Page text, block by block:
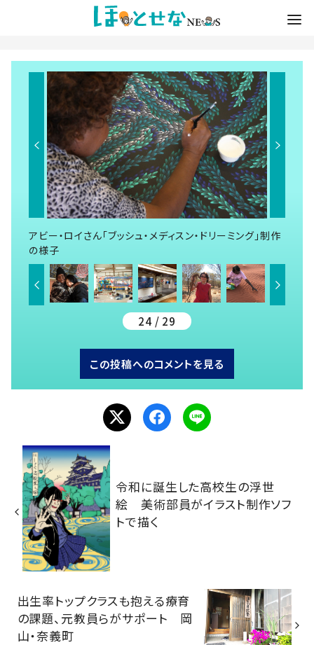
アビー・ロイさん「ブッシュ・メディスン・ドリーミング」制作
の様子
24 / 29
この投稿へのコメントを見る
令和に誕生した高校生の浮世
絵 美術部員がイラスト制作ソフ
トで描く
出生率トップクラスも抱える療育
の課題、元教員らがサポート 岡
山・奈義町